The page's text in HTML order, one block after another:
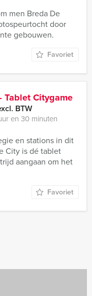
men Breda De
door
gebouwen.
Favoriet
Tablet Citygame
BTW
en 30 minuten
en stations in dit
City is dé tablet
aangaan om het
Favoriet